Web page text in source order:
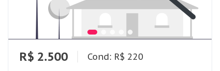
R$ 2.500 Cond: R$ 220